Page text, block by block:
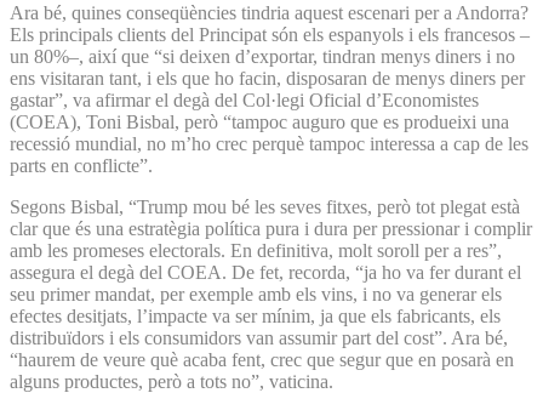
Ara bé, quines conseqüències tindria aquest escenari per a Andorra?
Els principals clients del Principat són els espanyols i els francesos –
un 80%–, així que “si deixen d’exportar, tindran menys diners i no
ens visitaran tant, i els que ho facin, disposaran de menys diners per
gastar”, va afirmar el degà del Col·legi Oficial d’Economistes
(COEA), Toni Bisbal, però “tampoc auguro que es produeixi una
recessió mundial, no m’ho crec perquè tampoc interessa a cap de les
parts en conflicte”.
Segons Bisbal, “Trump mou bé les seves fitxes, però tot plegat està
clar que és una estratègia política pura i dura per pressionar i complir
amb les promeses electorals. En definitiva, molt soroll per a res”,
assegura el degà del COEA. De fet, recorda, “ja ho va fer durant el
seu primer mandat, per exemple amb els vins, i no va generar els
efectes desitjats, l’impacte va ser mínim, ja que els fabricants, els
distribuïdors i els consumidors van assumir part del cost”. Ara bé,
“haurem de veure què acaba fent, crec que segur que en posarà en
alguns productes, però a tots no”, vaticina.